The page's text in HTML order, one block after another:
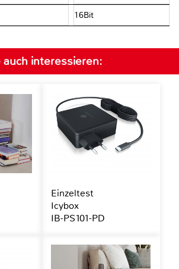
16Bit
auch interessieren:
Einzeltest
Icybox
IB-PS101-PD